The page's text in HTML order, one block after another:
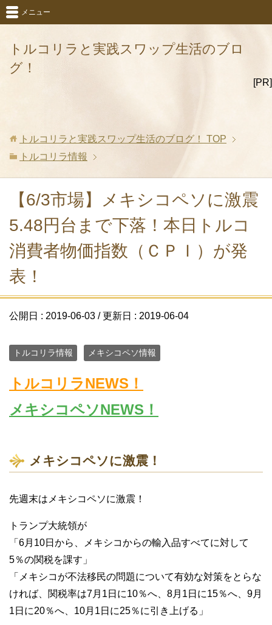
トルコリラと実践スワップ生活のブロ
グ！
[PR]
メニュー
トルコリラと実践スワップ生活のブログ！
TOP
トルコリラ情報
【6/3市場】メキシコペソに激震
5.48円台まで下落！本日トルコ
消費者物価指数（ＣＰＩ）が発
表！
公開日 : 2019-06-03 / 更新日 : 2019-06-04
トルコリラ情報 メキシコペソ情報
トルコリラNEWS！
メキシコペソNEWS！
メキシコペソに激震！
先週末はメキシコペソに激震！
トランプ大統領が
「6月10日から、メキシコからの輸入品すべてに対して
5％の関税を課す」
「メキシコが不法移民の問題について有効な対策をとらな
ければ、関税率は7月1日に10％へ、8月1日に15％へ、9月
1日に20％へ、10月1日に25％に引き上げる」